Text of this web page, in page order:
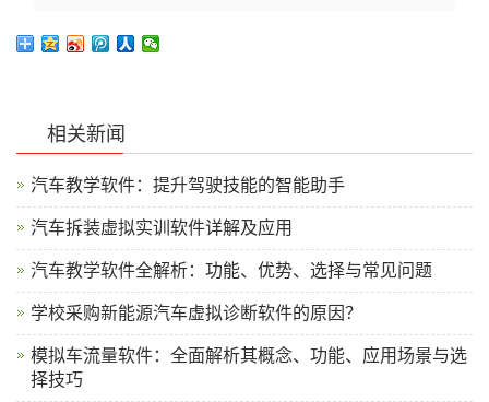
相关新闻
汽车教学软件：提升驾驶技能的智能助手
汽车拆装虚拟实训软件详解及应用
汽车教学软件全解析：功能、优势、选择与常见问题
学校采购新能源汽车虚拟诊断软件的原因？
模拟车流量软件：全面解析其概念、功能、应用场景与选
择技巧